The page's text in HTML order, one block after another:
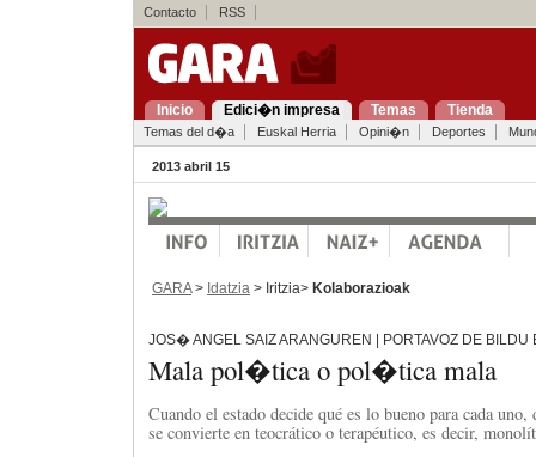
Contacto RSS
Inicio Edici�n impresa Temas Tienda
Temas del d�a Euskal Herria Opini�n Deportes
2013 abril 15
GARA> Idatzia > Iritzia> Kolaborazioak
JOS� ANGEL SAIZ ARANGUREN | PORTAVOZ DE BILDU
Mala pol�tica o pol�tica mala
Cuando el estado decide qué es lo bueno para cada
se convierte en teocrático o terapéutico, es decir,